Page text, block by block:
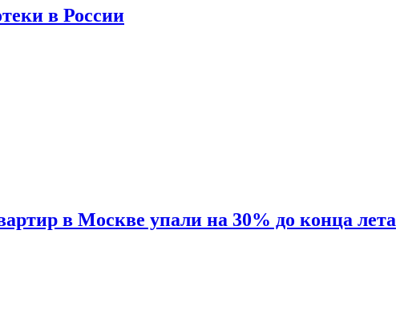
в России
в Москве упали на 30% до конца лета